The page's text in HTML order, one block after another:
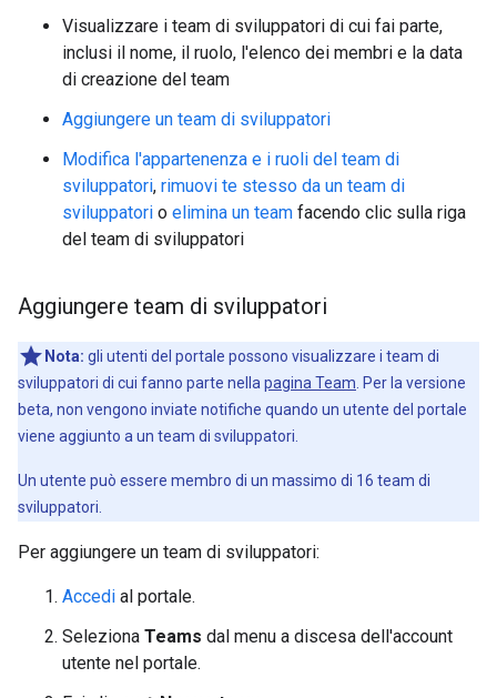
Visualizzare i team di sviluppatori di cui fai parte,
inclusi il nome, il ruolo, l'elenco dei membri e la data
di creazione del team
Aggiungere un team di sviluppatori
Modifica l'appartenenza e i ruoli del team di
sviluppatori, rimuovi te stesso da un team di
sviluppatori o elimina un team facendo clic sulla riga
del team di sviluppatori
Aggiungere team di sviluppatori
Nota: gli utenti del portale possono visualizzare i team di
sviluppatori di cui fanno parte nellapagina Team. Per la versione
beta, non vengono inviate notifiche quando un utente del portale
viene aggiunto a un team di sviluppatori.
Un utente può essere membro di un massimo di 16 team di
sviluppatori.
Per aggiungere un team di sviluppatori:
Accedi al portale.
Seleziona Teams dal menu a discesa dell'account
utente nel portale.